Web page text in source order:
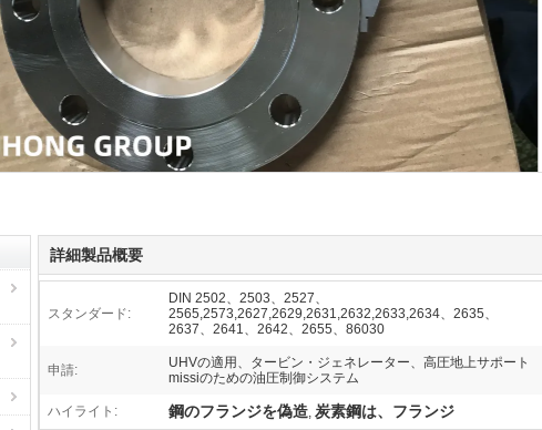
詳細製品概要
スタンダード:
DIN 2502、2503、2527、
2565,2573,2627,2629,2631,2632,2633,2634、2635、
2637、2641、2642、2655、86030
申請:
UHVの適用、タービン・ジェネレーター、高圧地上サポート
missiのための油圧制御システム
ハイライト: 鋼のフランジを偽造, 炭素鋼は、フランジ